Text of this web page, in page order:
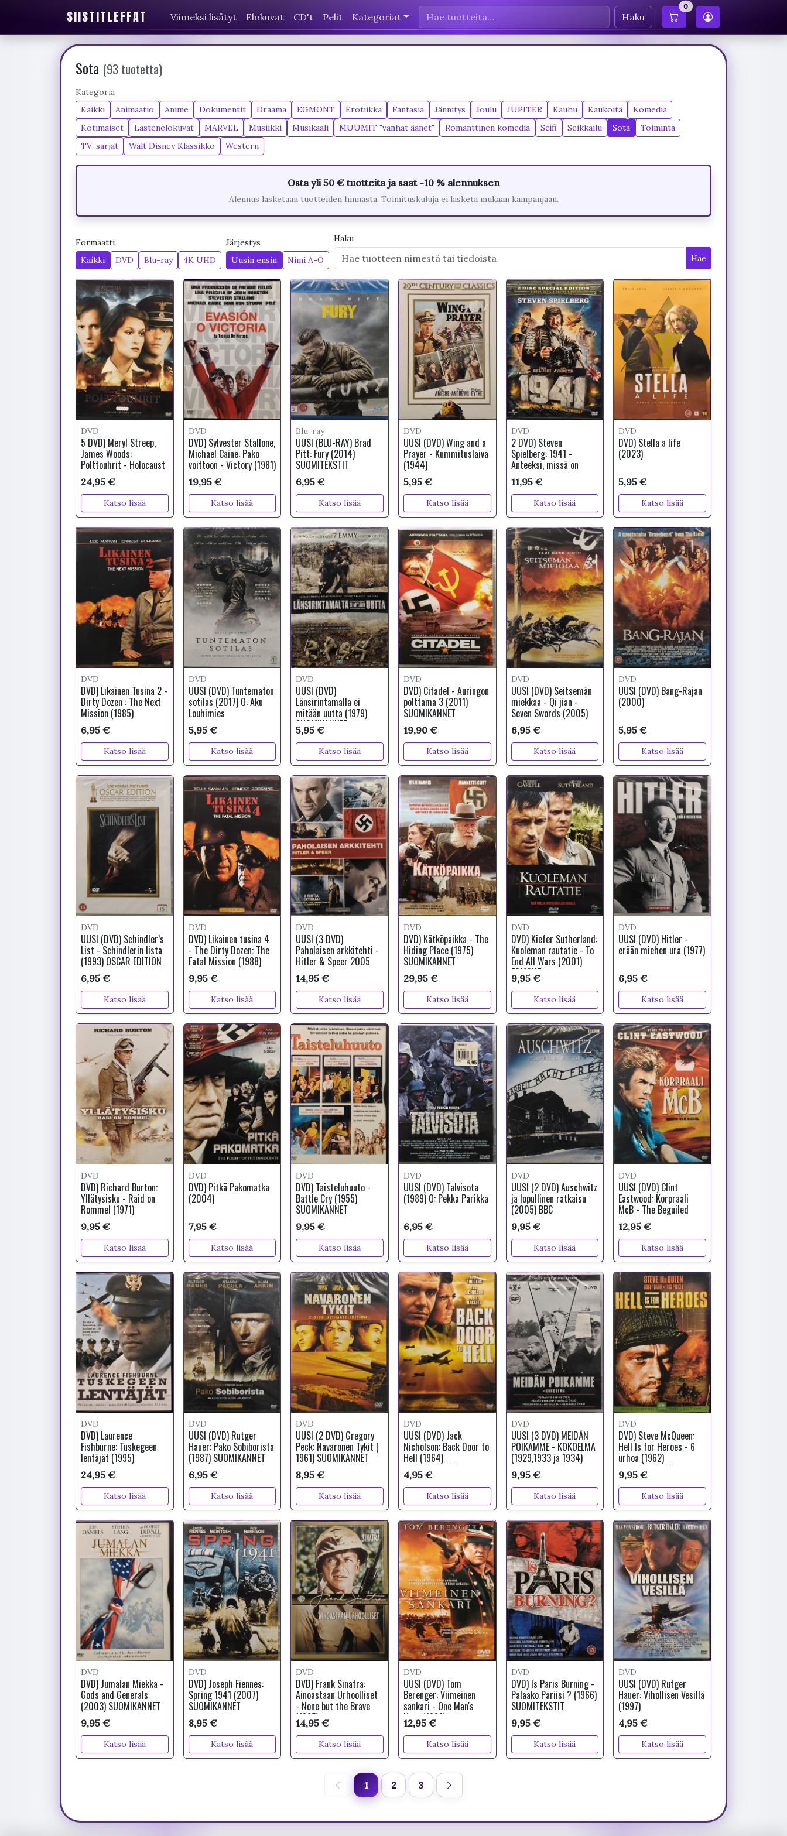
SIISTITLEFFAT Viimeksi lisätyt Elokuvat CD't Pelit Kategoriat Haku
0
Sota (93 tuotetta)
Kategoria
Kaikki
Animaatio Anime Dokumentit Draama EGMONT Erotiikka Fantasia Jännitys Joulu JUPITER Kauhu Kaukoitä
Komedia
Kotimaiset
Lastenelokuvat MARVEL Musiikki Musikaali MUUMIT "vanhat äänet" Romanttinen komedia Scifi Seikkailu Sota
Toiminta
TV-sarjat
Walt Disney Klassikko Western
Osta yli 50 € tuotteita ja saat -10 % alennuksen
Alennus lasketaan tuotteiden hinnasta. Toimituskuluja ei lasketa mukaan kampanjaan.
Formaatti
Kaikki
DVD Blu-ray 4K UHD
Järjestys
Uusin ensin
Nimi A-Ö
Haku
Hae
DVD
5 DVD) Meryl Streep,
James Woods:
Polttouhrit - Holocaust
(1978) SUOMIKANNET
24,95 €
Katso lisää
DVD
DVD) Sylvester Stallone,
Michael Caine: Pako
voittoon - Victory (1981)
SUOMITEKSTIT
19,95 €
Katso lisää
Blu-ray
UUSI (BLU-RAY) Brad
Pitt: Fury (2014)
SUOMITEKSTIT
6,95 €
Katso lisää
DVD
UUSI (DVD) Wing and a
Prayer - Kummituslaiva
(1944)
5,95 €
Katso lisää
DVD
2 DVD) Steven
Spielberg: 1941 -
Anteeksi, missä on
Hollywood? (1979)
11,95 €
Katso lisää
DVD
DVD) Stella a life
(2023)
5,95 €
Katso lisää
DVD
DVD) Likainen Tusina 2 -
Dirty Dozen : The Next
Mission (1985)
6,95 €
Katso lisää
DVD
UUSI (DVD) Tuntematon
sotilas (2017) O: Aku
Louhimies
5,95 €
Katso lisää
DVD
UUSI (DVD)
Länsirintamalla ei
mitään uutta (1979)
SUOMIKANNET
5,95 €
Katso lisää
DVD
DVD) Citadel - Auringon
polttama 3 (2011)
SUOMIKANNET
19,90 €
Katso lisää
DVD
UUSI (DVD) Seitsemän
miekkaa - Qi jian -
Seven Swords (2005)
6,95 €
Katso lisää
DVD
UUSI (DVD) Bang-Rajan
(2000)
5,95 €
Katso lisää
DVD
UUSI (DVD) Schindler’s
List - Schindlerin lista
(1993) OSCAR EDITION
6,95 €
Katso lisää
DVD
DVD) Likainen tusina 4
- The Dirty Dozen: The
Fatal Mission (1988)
9,95 €
Katso lisää
DVD
UUSI (3 DVD)
Paholaisen arkkitehti -
Hitler & Speer 2005
14,95 €
Katso lisää
DVD
DVD) Kätköpaikka - The
Hiding Place (1975)
SUOMIKANNET
29,95 €
Katso lisää
DVD
DVD) Kiefer Sutherland:
Kuoleman rautatie - To
End All Wars (2001)
EGMONT
9,95 €
Katso lisää
DVD
UUSI (DVD) Hitler -
erään miehen ura (1977)
6,95 €
Katso lisää
DVD
DVD) Richard Burton:
Yllätysisku - Raid on
Rommel (1971)
9,95 €
Katso lisää
DVD
DVD) Pitkä Pakomatka
(2004)
7,95 €
Katso lisää
DVD
DVD) Taisteluhuuto -
Battle Cry (1955)
SUOMIKANNET
9,95 €
Katso lisää
DVD
UUSI (DVD) Talvisota
(1989) O: Pekka Parikka
6,95 €
Katso lisää
DVD
UUSI (2 DVD) Auschwitz
ja lopullinen ratkaisu
(2005) BBC
9,95 €
Katso lisää
DVD
UUSI (DVD) Clint
Eastwood: Korpraali
McB - The Beguiled
(1971)
12,95 €
Katso lisää
DVD
DVD) Laurence
Fishburne: Tuskegeen
lentäjät (1995)
24,95 €
Katso lisää
DVD
UUSI (DVD) Rutger
Hauer: Pako Sobiborista
(1987) SUOMIKANNET
6,95 €
Katso lisää
DVD
UUSI (2 DVD) Gregory
Peck: Navaronen Tykit (
1961) SUOMIKANNET
8,95 €
Katso lisää
DVD
UUSI (DVD) Jack
Nicholson: Back Door to
Hell (1964)
SUOMIKANNET
4,95 €
Katso lisää
DVD
UUSI (3 DVD) MEIDÄN
POIKAMME - KOKOELMA
(1929,1933 ja 1934)
9,95 €
Katso lisää
DVD
DVD) Steve McQueen:
Hell Is for Heroes - 6
urhoa (1962)
SUOMITEKSTIT
9,95 €
Katso lisää
DVD
DVD) Jumalan Miekka -
Gods and Generals
(2003) SUOMIKANNET
9,95 €
Katso lisää
DVD
DVD) Joseph Fiennes:
Spring 1941 (2007)
SUOMIKANNET
8,95 €
Katso lisää
DVD
DVD) Frank Sinatra:
Ainoastaan Urhoolliset
- None but the Brave
(1965)
14,95 €
Katso lisää
DVD
UUSI (DVD) Tom
Berenger: Viimeinen
sankari - One Man's
Hero (1999)
12,95 €
Katso lisää
DVD
DVD) Is Paris Burning -
Palaako Pariisi ? (1966)
SUOMITEKSTIT
9,95 €
Katso lisää
DVD
UUSI (DVD) Rutger
Hauer: Vihollisen Vesillä
(1997)
4,95 €
Katso lisää
1 2 3